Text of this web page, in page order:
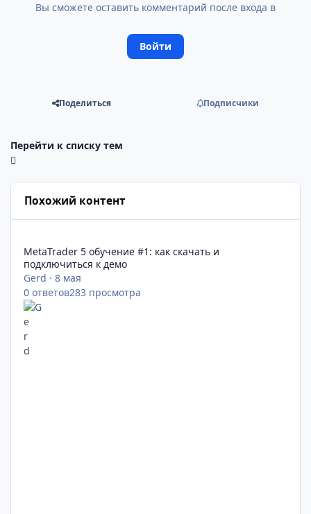
Вы сможете оставить комментарий после входа в
Войти
Поделиться Подписчики
Перейти к списку тем
Похожий контент
MetaTrader 5 обучение #1: как скачать и
подключиться к демо
Gerd ·8 мая
0 ответов283 просмотра